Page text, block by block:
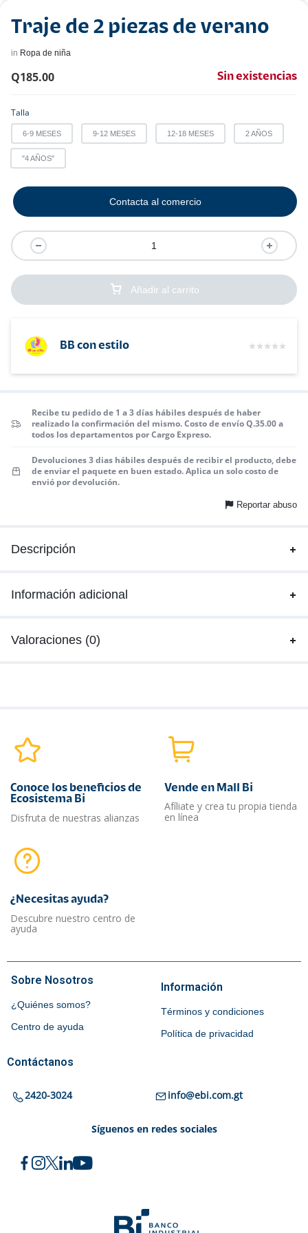
Traje de 2 piezas de verano
in Ropa de niña
Q185.00 Sin existencias
Talla
6-9 MESES 9-12 MESES 12-18 MESES 2 AÑOS
"4 AÑOS"
Añadir al carrito
Contacta al comercio
BB con estilo
Recibe tu pedido de 1 a 3 días hábiles después de haber
realizado la confirmación del mismo. Costo de envío Q.35.00 a
todos los departamentos por Cargo Expreso.
Devoluciones 3 dias hábiles después de recibir el producto, debe
de enviar el paquete en buen estado. Aplica un solo costo de
envió por devolución.
Reportar abuso
Descripción
Información adicional
Valoraciones (0)
Conoce los beneficios de
Ecosistema Bi
Disfruta de nuestras alianzas
Vende en Mall Bi
Afíliate y crea tu propia tienda
en línea
¿Necesitas ayuda?​
Descubre nuestro centro de
ayuda
Sobre Nosotros
¿Quiénes somos?
Centro de ayuda
Información
Términos y condiciones
Política de privacidad
Contáctanos
2420-3024 info@ebi.com.gt
Síguenos en redes sociales